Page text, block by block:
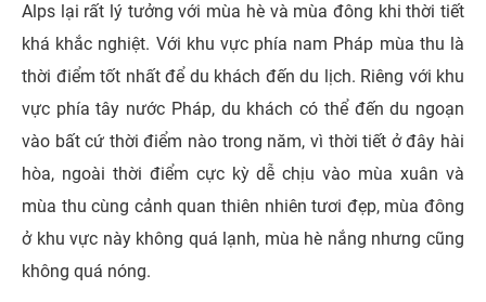
Alps lại rất lý tưởng với mùa hè và mùa đông khi thời tiết
khá khắc nghiệt. Với khu vực phía nam Pháp mùa thu là
thời điểm tốt nhất để du khách đến du lịch. Riêng với khu
vực phía tây nước Pháp, du khách có thể đến du ngoạn
vào bất cứ thời điểm nào trong năm, vì thời tiết ở đây hài
hòa, ngoài thời điểm cực kỳ dễ chịu vào mùa xuân và
mùa thu cùng cảnh quan thiên nhiên tươi đẹp, mùa đông
ở khu vực này không quá lạnh, mùa hè nắng nhưng cũng
không quá nóng.